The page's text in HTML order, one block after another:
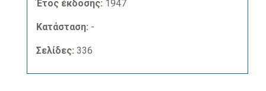
Έτος έκδοσης: 1947
Κατάσταση: -
Σελίδες: 336